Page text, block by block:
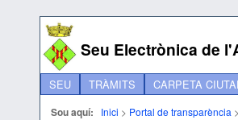
Seu Electrònica de
SEU TRÀMITS CARPETA
Sou aquí: Inici > Portal de transparència >